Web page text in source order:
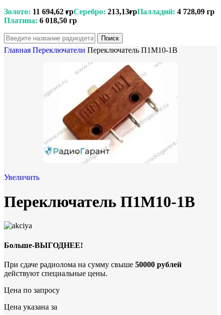
Золото: 11 694,62 грСеребро: 213,13грПалладий: 4 728,09 гр
Платина: 6 018,50 гр
Поиск
Главная Переключатели Переключатель П1М10-1В
Увеличить
Переключатель П1М10-1В
Больше-ВЫГОДНЕЕ!
При сдаче радиолома на сумму свыше 50000 рублей
действуют специальные цены.
Цена по запросу
Цена указана за